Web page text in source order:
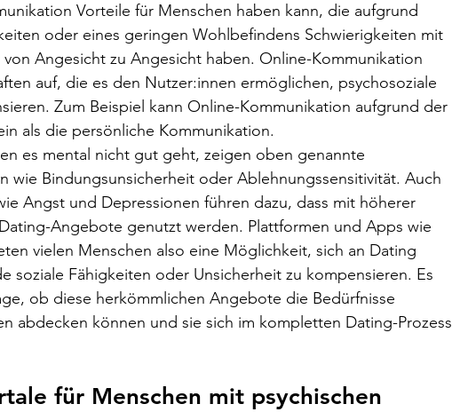
Vorteile für Menschen haben kann, die aufgrund
oder eines geringen Wohlbefindens Schwierigkeiten mit
Angesicht zu Angesicht haben. Online-Kommunikation
auf, die es den Nutzer:innen ermöglichen, psychosoziale
Zum Beispiel kann Online-Kommunikation aufgrund der
als die persönliche Kommunikation.
es mental nicht gut geht, zeigen oben genannte
wie Bindungsunsicherheit oder Ablehnungssensitivität. Auch
Angst und Depressionen führen dazu, dass mit höherer
Angebote genutzt werden. Plattformen und Apps wie
vielen Menschen also eine Möglichkeit, sich an Dating
soziale Fähigkeiten oder Unsicherheit zu kompensieren. Es
ob diese herkömmlichen Angebote die Bedürfnisse
abdecken können und sie sich im kompletten Dating-Prozess
für Menschen mit psychischen